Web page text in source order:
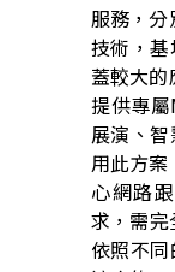
服務，分
技術，
蓋較大的
提供專屬
展演、
用此方
心網路
求，需完
依照不